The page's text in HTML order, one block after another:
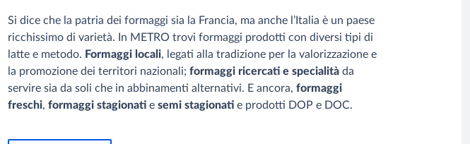
Si dice che la patria dei formaggi sia la Francia, ma anche l’Italia è un paese
ricchissimo di varietà. In METRO trovi formaggi prodotti con diversi tipi di
latte e metodo. Formaggi locali, legati alla tradizione per la valorizzazione e
la promozione dei territori nazionali; formaggi ricercati e specialità da
servire sia da soli che in abbinamenti alternativi. E ancora, formaggi
freschi, formaggi stagionati e semi stagionati e prodotti DOP e DOC.